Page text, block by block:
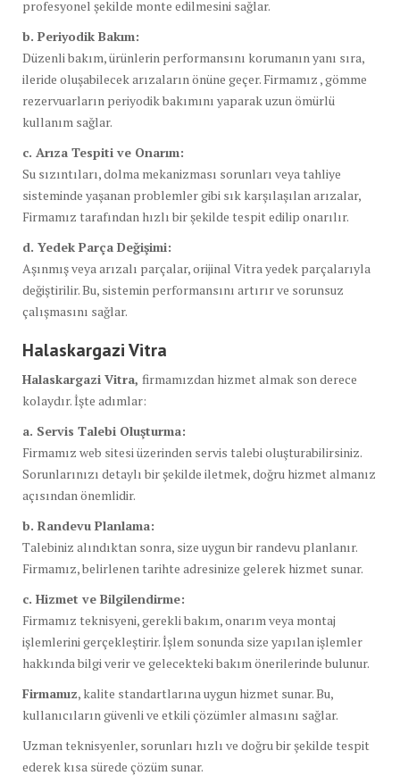
profesyonel şekilde monte edilmesini sağlar.
b. Periyodik Bakım:
Düzenli bakım, ürünlerin performansını korumanın yanı sıra,
ileride oluşabilecek arızaların önüne geçer. Firmamız , gömme
rezervuarların periyodik bakımını yaparak uzun ömürlü
kullanım sağlar.
c. Arıza Tespiti ve Onarım:
Su sızıntıları, dolma mekanizması sorunları veya tahliye
sisteminde yaşanan problemler gibi sık karşılaşılan arızalar,
Firmamız tarafından hızlı bir şekilde tespit edilip onarılır.
d. Yedek Parça Değişimi:
Aşınmış veya arızalı parçalar, orijinal Vitra yedek parçalarıyla
değiştirilir. Bu, sistemin performansını artırır ve sorunsuz
çalışmasını sağlar.
Halaskargazi Vitra
Halaskargazi Vitra, firmamızdan hizmet almak son derece
kolaydır. İşte adımlar:
a. Servis Talebi Oluşturma:
Firmamız web sitesi üzerinden servis talebi oluşturabilirsiniz.
Sorunlarınızı detaylı bir şekilde iletmek, doğru hizmet almanız
açısından önemlidir.
b. Randevu Planlama:
Talebiniz alındıktan sonra, size uygun bir randevu planlanır.
Firmamız, belirlenen tarihte adresinize gelerek hizmet sunar.
c. Hizmet ve Bilgilendirme:
Firmamız teknisyeni, gerekli bakım, onarım veya montaj
işlemlerini gerçekleştirir. İşlem sonunda size yapılan işlemler
hakkında bilgi verir ve gelecekteki bakım önerilerinde bulunur.
Firmamız, kalite standartlarına uygun hizmet sunar. Bu,
kullanıcıların güvenli ve etkili çözümler almasını sağlar.
Uzman teknisyenler, sorunları hızlı ve doğru bir şekilde tespit
ederek kısa sürede çözüm sunar.